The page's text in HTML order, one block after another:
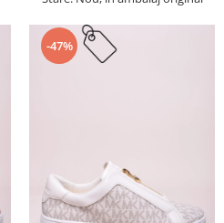
-47%